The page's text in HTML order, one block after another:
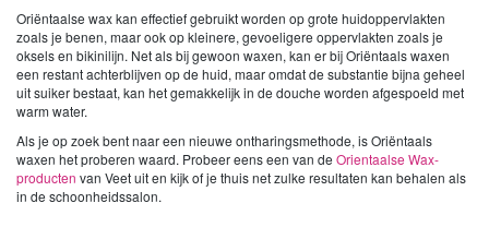
Oriëntaalse wax kan effectief gebruikt worden op grote huidoppervlakten
zoals je benen, maar ook op kleinere, gevoeligere oppervlakten zoals je
oksels en bikinilijn. Net als bij gewoon waxen, kan er bij Oriëntaals waxen
een restant achterblijven op de huid, maar omdat de substantie bijna geheel
uit suiker bestaat, kan het gemakkelijk in de douche worden afgespoeld met
warm water.
Als je op zoek bent naar een nieuwe ontharingsmethode, is Oriëntaals
waxen het proberen waard. Probeer eens een van de Orientaalse Wax-
producten van Veet uit en kijk of je thuis net zulke resultaten kan behalen als
in de schoonheidssalon.